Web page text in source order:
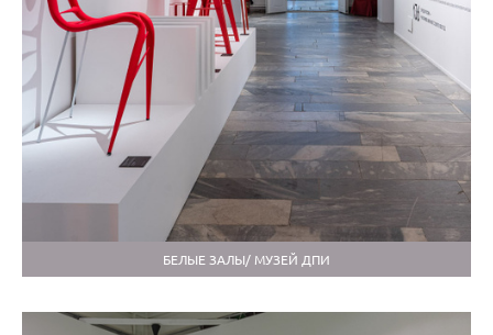
БЕЛЫЕ ЗАЛЫ/ МУЗЕЙ ДПИ